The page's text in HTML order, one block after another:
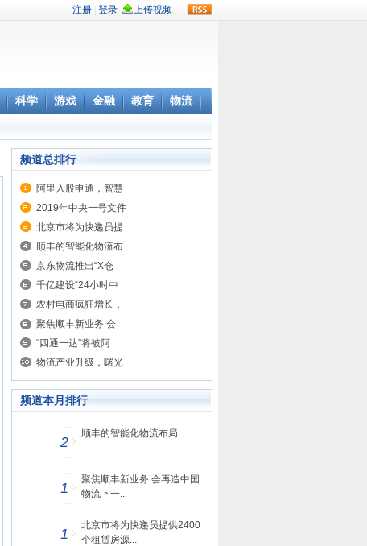
科学 游戏 金融 教育 物流
频道总排行
阿里入股申通，智慧
2019年中央一号文件
北京市将为快递员提
顺丰的智能化物流布
京东物流推出“X仓
千亿建设“24小时中
农村电商疯狂增长，
聚焦顺丰新业务 会
“四通一达”将被阿
物流产业升级，曙光
频道本月排行
2
顺丰的智能化物流布局
1
聚焦顺丰新业务 会再造中国
物流下一...
1
北京市将为快递员提供2400
个租赁房源...